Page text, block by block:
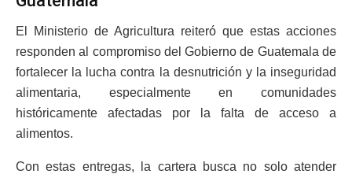
El Ministerio de Agricultura reiteró que estas acciones
responden al compromiso del Gobierno de Guatemala de
fortalecer la lucha contra la desnutrición y la inseguridad
alimentaria, especialmente en comunidades
históricamente afectadas por la falta de acceso a
alimentos.
Con estas entregas, la cartera busca no solo atender